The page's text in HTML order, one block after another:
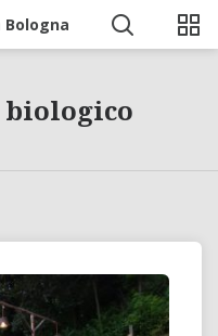
Bologna
biologico